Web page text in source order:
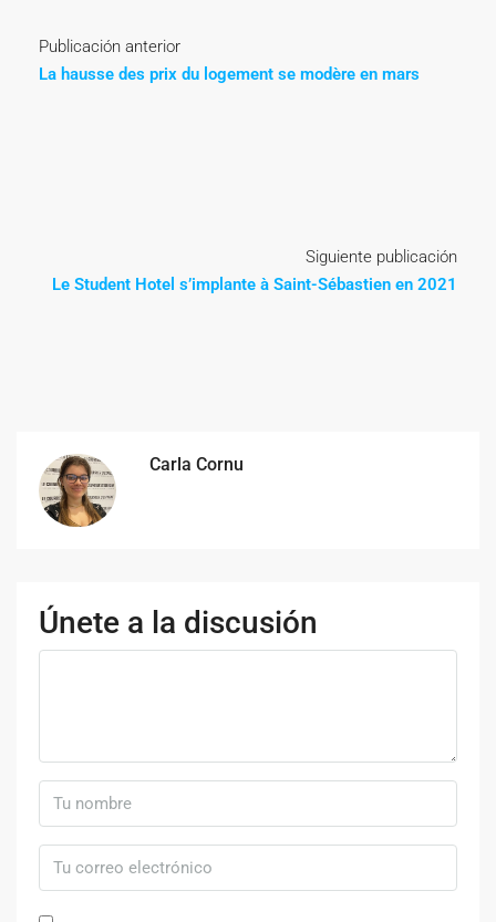
Publicación anterior
La hausse des prix du logement se modère en mars
Siguiente publicación
Le Student Hotel s’implante à Saint-Sébastien en 2021
Carla Cornu
Únete a la discusión